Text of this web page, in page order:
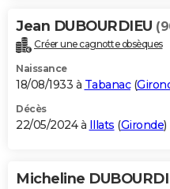
Jean DUBOURDIEU
Créer une cagnotte obsèques
Naissance
18/08/1933 à Tabanac(
Décès
22/05/2024 à Illats (Gironde)
Micheline